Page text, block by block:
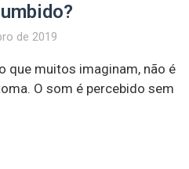
de 2019
que muitos imaginam, não é
O som é percebido sem